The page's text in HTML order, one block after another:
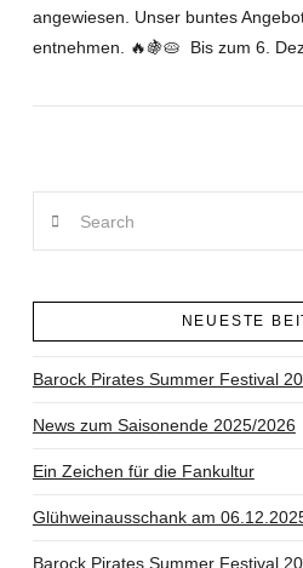
angewiesen. Unser buntes
entnehmen. 🔥🍇🥧 Bis zum 6.
NEUESTE
Barock Pirates Summer Festival
News zum Saisonende 2025/2026
Ein Zeichen für die Fankultur
Glühweinausschank am
Barock Pirates Summer Festival